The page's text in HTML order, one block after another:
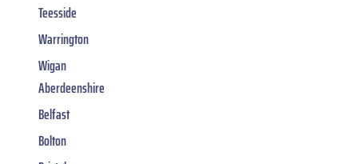
Teesside
Warrington
Wigan
Aberdeenshire
Belfast
Bolton